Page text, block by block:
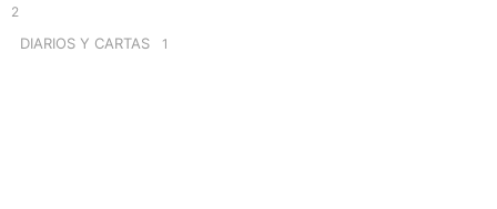
2
DIARIOS Y CARTAS 1